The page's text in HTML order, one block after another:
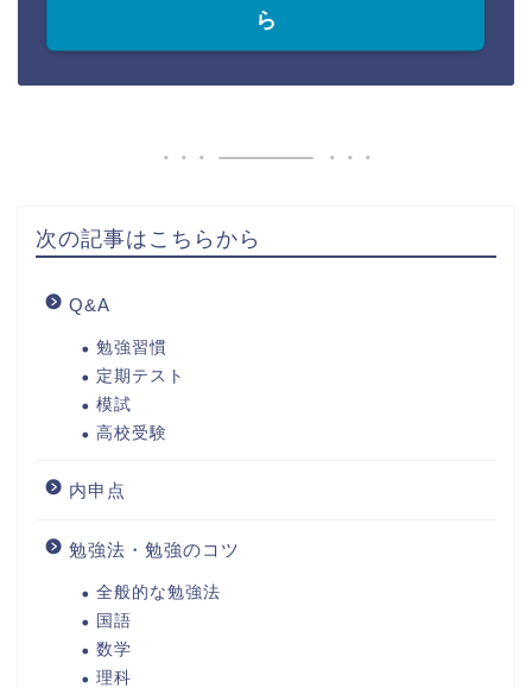
ら
次の記事はこちらから
Q&A
勉強習慣
定期テスト
模試
高校受験
内申点
勉強法・勉強のコツ
全般的な勉強法
国語
数学
理科